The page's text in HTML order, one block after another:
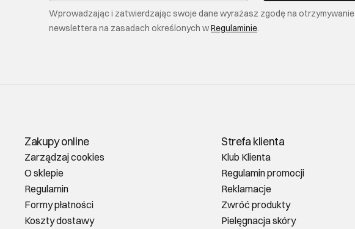
Wprowadzając i zatwierdzając swoje dane wyrażasz zgodę na otrzymywanie
newslettera na zasadach określonych wRegulaminie.
Zakupy online
Zarządzaj cookies
O sklepie
Regulamin
Formy płatności
Koszty dostawy
Strefa klienta
Klub Klienta
Regulamin promocji
Reklamacje
Zwróć produkty
Pielęgnacja skóry